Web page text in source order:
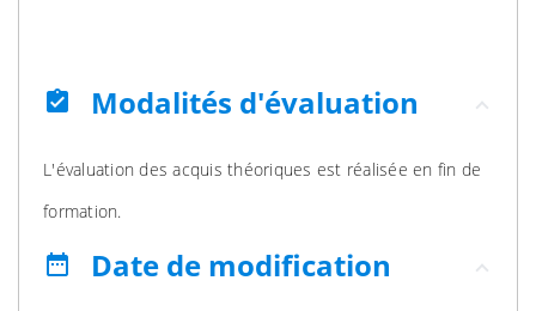
assignment_turned_in Modalités d'évaluation
L'évaluation des acquis théoriques est réalisée en fin de
formation.
date_range Date de modification